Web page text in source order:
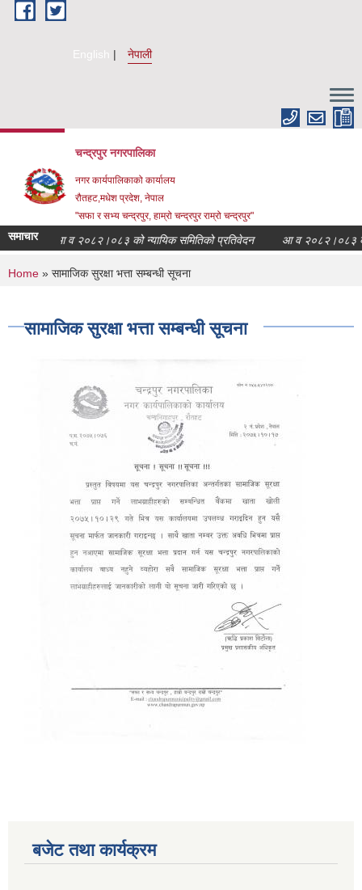
Skip to main content
English नेपाली
चन्द्रपुर नगरपालिका
नगर कार्यपालिकाको कार्यालय
रौतहट,मधेश प्रदेश, नेपाल
"सफा र सभ्य चन्द्रपुर, हाम्रो चन्द्रपुर राम्रो चन्द्रपुर"
समाचार आ व २०८२।०८३ को न्यायिक समितिको प्रतिवेदन आ व २०८२।०८३ को
You are here
Home » सामाजिक सुरक्षा भत्ता सम्बन्धी सूचना
सामाजिक सुरक्षा भत्ता सम्बन्धी सूचना
बजेट तथा कार्यक्रम